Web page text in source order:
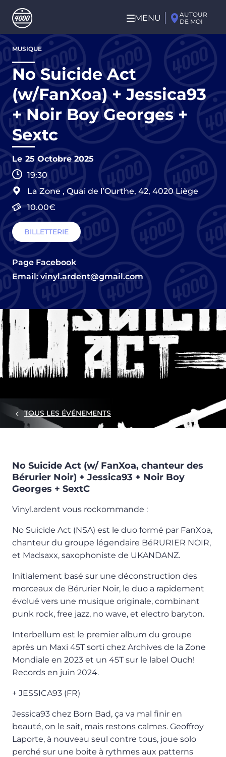
Aller au contenu principal
MENU
AUTOUR
DE MOI
Aller
au
contenu
principal
MUSIQUE
No Suicide Act
(w/FanXoa) + Jessica93
+ Noir Boy Georges +
Sextc
Le 25 Octobre 2025
19:30
La Zone, Quai de l’Ourthe, 42, 4020Liège
10.00€
BILLETTERIE
Page Facebook
Email:vinyl.ardent@gmail.com
TOUS LES ÉVÉNEMENTS
No Suicide Act (w/ FanXoa, chanteur des
Bérurier Noir) + Jessica93 + Noir Boy
Georges + SextC
Vinyl.ardent vous rockommande :
No Suicide Act (NSA) est le duo formé par FanXoa,
chanteur du groupe légendaire BéRURIER NOIR,
et Madsaxx, saxophoniste de UKANDANZ.
Initialement basé sur une déconstruction des
morceaux de Bérurier Noir, le duo a rapidement
évolué vers une musique originale, combinant
punk rock, free jazz, no wave, et electro baryton.
Interbellum est le premier album du groupe
après un Maxi 45T sorti chez Archives de la Zone
Mondiale en 2023 et un 45T sur le label Ouch!
Records en juin 2024.
+ JESSICA93 (FR)
Jessica93 chez Born Bad, ça va mal finir en
beauté, on le sait, mais restons calmes. Geoffroy
Laporte, à nouveau seul contre tous, joue solo
perché sur une boite à rythmes aux patterns